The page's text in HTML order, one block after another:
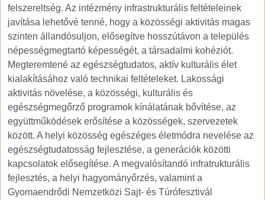
felszereltség. Az intézmény infrastrukturális feltételeinek
javítása lehetővé tenné, hogy a közösségi aktivitás magas
szinten állandósuljon, elősegítve hosszútávon a település
népességmegtartó képességét, a társadalmi kohéziót.
Megteremtené az egészségtudatos, aktív kulturális élet
kialakításához való technikai feltételeket. Lakossági
aktivitás növelése, a közösségi, kulturális és
egészségmegőrző programok kínálatának bővítése, az
együttműködések erősítése a közösségek, szervezetek
között. A helyi közösség egészéges életmódra nevelése az
egészségtudatosság fejlesztése, a generációk közötti
kapcsolatok elősegítése. A megvalósítandó infratrukturális
fejlesztés, a helyi hagyományőrzés, valamint a
Gyomaendrődi Nemzetközi Sajt- és Túrófesztivál